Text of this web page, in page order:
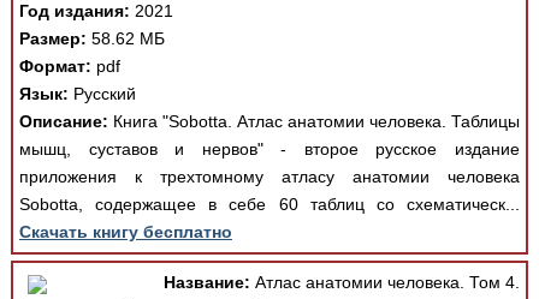
Год издания: 2021
Размер: 58.62 МБ
Формат: pdf
Язык: Русский
Описание: Книга "Sobotta. Атлас анатомии человека. Таблицы
мышц, суставов и нервов" - второе русское издание
приложения к трехтомному атласу анатомии человека
Sobotta, содержащее в себе 60 таблиц со схематическ...
Скачать книгу бесплатно
Название: Атлас анатомии человека. Том 4.